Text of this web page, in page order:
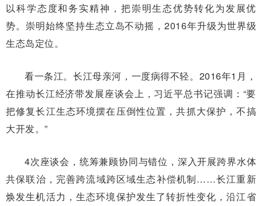
以科学态度和务实精神，把崇明生态优势转化为发展优
势。崇明始终坚持生态立岛不动摇，2016年升级为世界级
生态岛定位。
看一条江。长江母亲河，一度病得不轻。2016年1月，
在推动长江经济带发展座谈会上，习近平总书记强调：“要
把修复长江生态环境摆在压倒性位置，共抓大保护，不搞
大开发。”
4次座谈会，统筹兼顾协同与错位，深入开展跨界水体
共保联治，完善跨流域跨区域生态补偿机制……长江重新
焕发生机活力，生态环境保护发生了转折性变化，沿江省